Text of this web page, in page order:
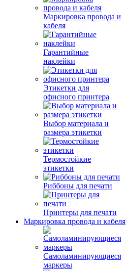
Маркировка провода и
кабеля
Гарантийные
наклейки
Этикетки для
офисного принтера
Выбор материала и
размера этикетки
Термостойкие
этикетки
Риббоны для печати
Принтеры для печати
Маркировка провода и кабеля
Самоламинирующиеся
маркеры